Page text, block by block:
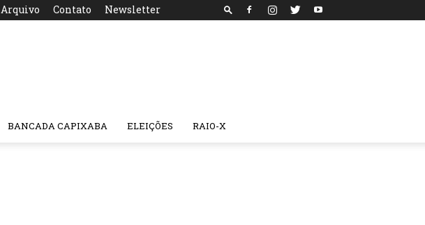
Arquivo Contato Newsletter
BANCADA CAPIXABA ELEIÇÕES RAIO-X